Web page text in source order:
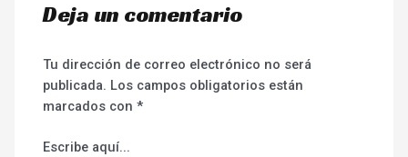
Deja un comentario
Tu dirección de correo electrónico no será
publicada. Los campos obligatorios están
marcados con*
Escribe aquí...